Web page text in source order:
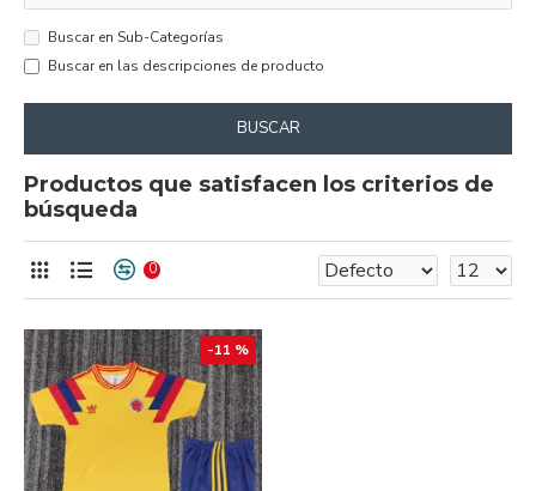
Buscar en Sub-Categorías
Buscar en las descripciones de producto
BUSCAR
Productos que satisfacen los criterios de
búsqueda
0
-11 %